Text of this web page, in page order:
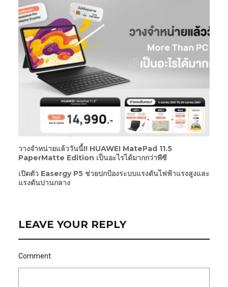
วางจำหน่ายแล้ววันนี้!! HUAWEI MatePad 11.5
PaperMatte Edition เป็นอะไรได้มากกว่าพีซี
เปิดตัว Easergy P5 ช่วยปกป้องระบบแรงดันไฟฟ้าแรงสูงและ
แรงดันปานกลาง
LEAVE YOUR REPLY
Comment